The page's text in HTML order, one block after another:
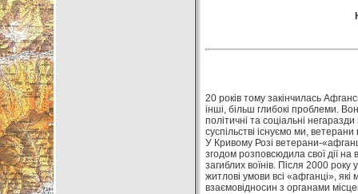
20 років тому закінчилась
інші, більш глибокі проблеми.
політичні та соціальні
суспільстві існуємо ми,
У Кривому Розі ветерани-
згодом розповсюдила свої дії на
загиблих воїнів. Після 2000 року
житлові умови всі «афганці»,
взаємовідносин з органами